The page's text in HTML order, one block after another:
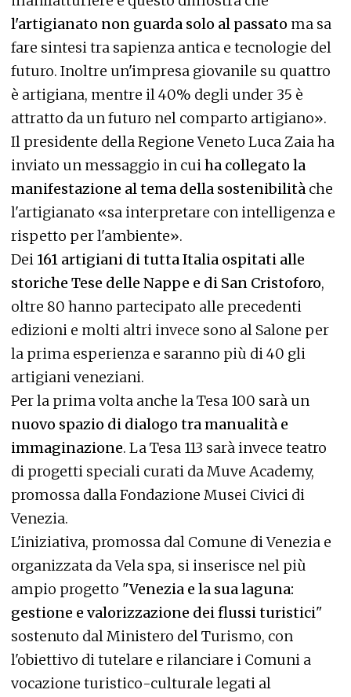
l'artigianato non guarda solo al passato ma sa
fare sintesi tra sapienza antica e tecnologie del
futuro. Inoltre un'impresa giovanile su quattro
è artigiana, mentre il 40% degli under 35 è
attratto da un futuro nel comparto artigiano».
Il presidente della Regione Veneto Luca Zaia ha
inviato un messaggio in cuiha collegato la
manifestazione al tema della sostenibilità che
l'artigianato «sa interpretare con intelligenza e
rispetto per l'ambiente».
Dei 161 artigiani di tutta Italia ospitati alle
storiche Tese delle Nappe e di San Cristoforo,
oltre 80 hanno partecipato alle precedenti
edizioni e molti altri invece sono al Salone per
la prima esperienza e saranno più di 40 gli
artigiani veneziani.
Per la prima volta anche la Tesa 100 sarà un
nuovo spazio di dialogo tra manualità e
immaginazione. La Tesa 113 sarà invece teatro
di progetti speciali curati da Muve Academy,
promossa dalla Fondazione Musei Civici di
Venezia.
L'iniziativa, promossa dal Comune di Venezia e
organizzata da Vela spa, si inserisce nel più
ampio progetto "Venezia e la sua laguna:
gestione e valorizzazione dei flussi turistici"
sostenuto dal Ministero del Turismo, con
l'obiettivo di tutelare e rilanciare i Comuni a
vocazione turistico-culturale legati al